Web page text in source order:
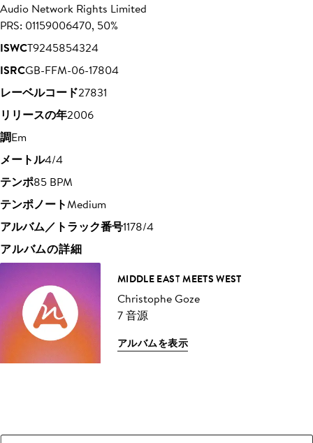
Audio Network Rights Limited
PRS: 01159006470, 50%
ISWCT9245854324
ISRCGB-FFM-06-17804
レーベルコード27831
リリースの年2006
調Em
メートル4/4
テンポ85 BPM
テンポノートMedium
アルバム／トラック番号1178/4
アルバムの詳細
MIDDLE EAST MEETS WEST
Christophe Goze
7 音源
アルバムを表示